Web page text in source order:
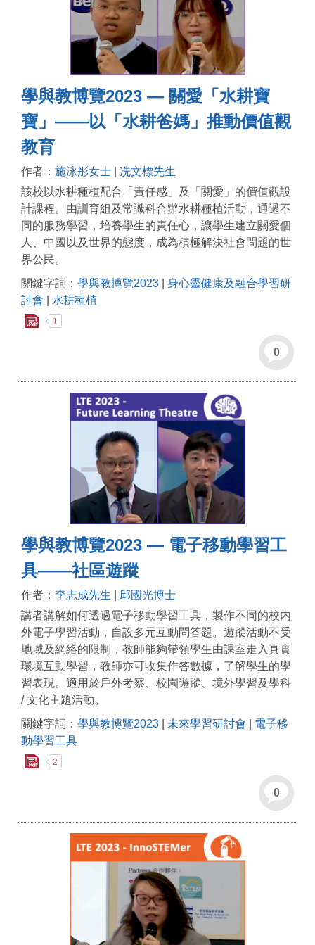
學與教博覽2023 — 關愛「水耕寶
寶」——以「水耕爸媽」推動價值觀
教育
作者： 施泳彤女士
冼文標先生
該校以水耕種植配合「責任感」及「關愛」的價值觀設
計課程。由訓育組及常識科合辦水耕種植活動，通過不
同的服務學習，培養學生的責任心，讓學生建立關愛個
人、中國以及世界的態度，成為積極解決社會問題的世
界公民。
關鍵字詞： 學與教博覽2023
身心靈健康及融合學習研
討會
水耕種植
1
0
學與教博覽2023 — 電子移動學習工
具——社區遊蹤
作者： 李志成先生
邱國光博士
講者講解如何透過電子移動學習工具，製作不同的校内
外電子學習活動，自設多元互動問答題。遊蹤活動不受
地域及網絡的限制，教師能夠帶領學生由課室走入真實
環境互動學習，教師亦可收集作答數據，了解學生的學
習表現。適用於戶外考察、校園遊蹤、境外學習及學科
/ 文化主題活動。
關鍵字詞： 學與教博覽2023 未來學習研討會
電子移
動學習工具
2
0